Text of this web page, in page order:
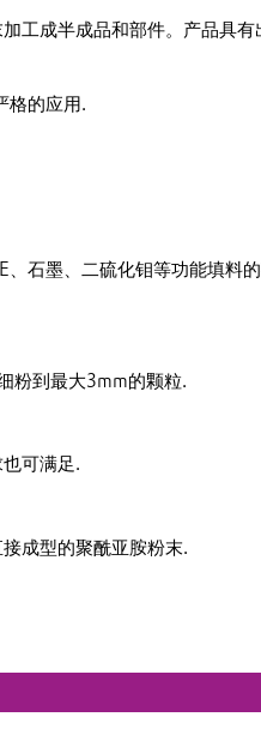
工成半成品和部件。产品具有
格的应用.
石墨、二硫化钼等功能填料
粉到最大3mm的颗粒.
可满足.
成型的聚酰亚胺粉末.